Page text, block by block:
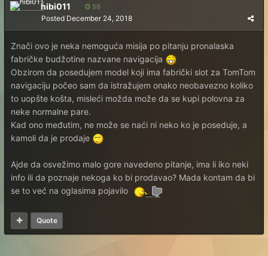
hibi011 58
Posted December 24, 2018
Znači ovo je neka nemoguća misija po pitanju pronalaska
fabričke budžotine nazvane navigacija
Obzirom da posedujem model koji ima fabrički slot za TomTom
navigaciju počeo sam da istražujem onako neobavezno koliko
to uopšte košta, misleći možda može da se kupi polovna za
neke normalne pare.
Kad ono međutim, ne može se naći ni neko ko je poseduje, a
kamoli da je prodaje
Ajde da osvežimo malo gore navedeno pitanje, ima li iko neki
info ili da poznaje nekoga ko bi prodavao? Mada kontam da bi
se to već na oglasima pojavilo
Quote